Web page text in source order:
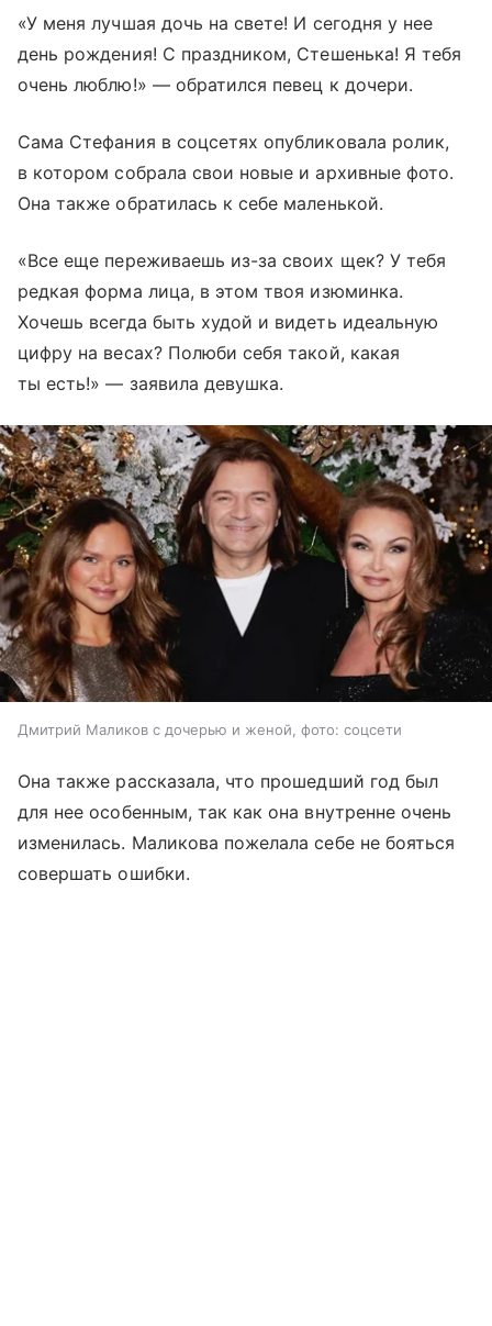
«У меня лучшая дочь на свете! И сегодня у нее
день рождения! С праздником, Стешенька! Я тебя
очень люблю!» — обратился певец к дочери.
Сама Стефания в соцсетях опубликовала ролик,
в котором собрала свои новые и архивные фото.
Она также обратилась к себе маленькой.
«Все еще переживаешь из-за своих щек? У тебя
редкая форма лица, в этом твоя изюминка.
Хочешь всегда быть худой и видеть идеальную
цифру на весах? Полюби себя такой, какая
ты есть!» — заявила девушка.
Дмитрий Маликов с дочерью и женой, фото: соцсети
Она также рассказала, что прошедший год был
для нее особенным, так как она внутренне очень
изменилась. Маликова пожелала себе не бояться
совершать ошибки.